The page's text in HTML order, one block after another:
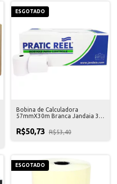
ESGOTADO
Bobina de Calculadora
57mmX30m Branca Jandaia 30
R$50,73 R$53,40
ESGOTADO